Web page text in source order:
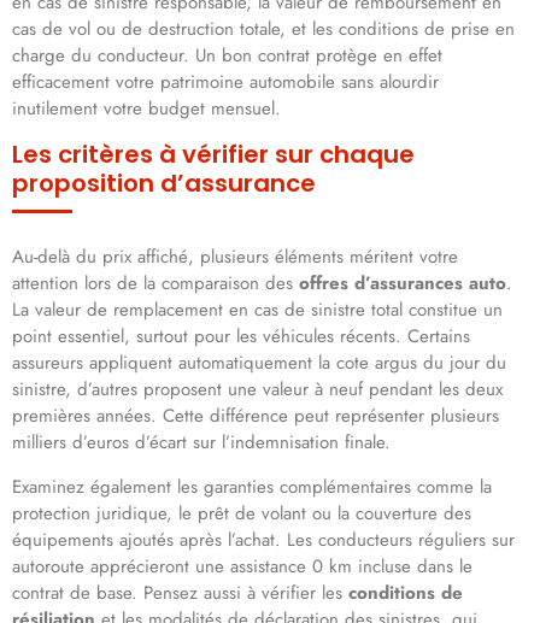
cas de vol ou de destruction totale, et les conditions de prise en
charge du conducteur. Un bon contrat protège en effet
efficacement votre patrimoine automobile sans alourdir
inutilement votre budget mensuel.
Les critères à vérifier sur chaque
proposition d’assurance
Au-delà du prix affiché, plusieurs éléments méritent votre
attention lors de la comparaison des offres d’assurances auto.
La valeur de remplacement en cas de sinistre total constitue un
point essentiel, surtout pour les véhicules récents. Certains
assureurs appliquent automatiquement la cote argus du jour du
sinistre, d’autres proposent une valeur à neuf pendant les deux
premières années. Cette différence peut représenter plusieurs
milliers d’euros d’écart sur l’indemnisation finale.
Examinez également les garanties complémentaires comme la
protection juridique, le prêt de volant ou la couverture des
équipements ajoutés après l’achat. Les conducteurs réguliers sur
autoroute apprécieront une assistance 0 km incluse dans le
contrat de base. Pensez aussi à vérifier les conditions de